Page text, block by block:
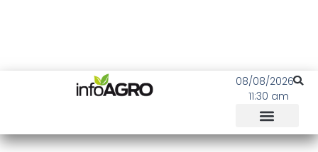
08/08/2026
11:30 am